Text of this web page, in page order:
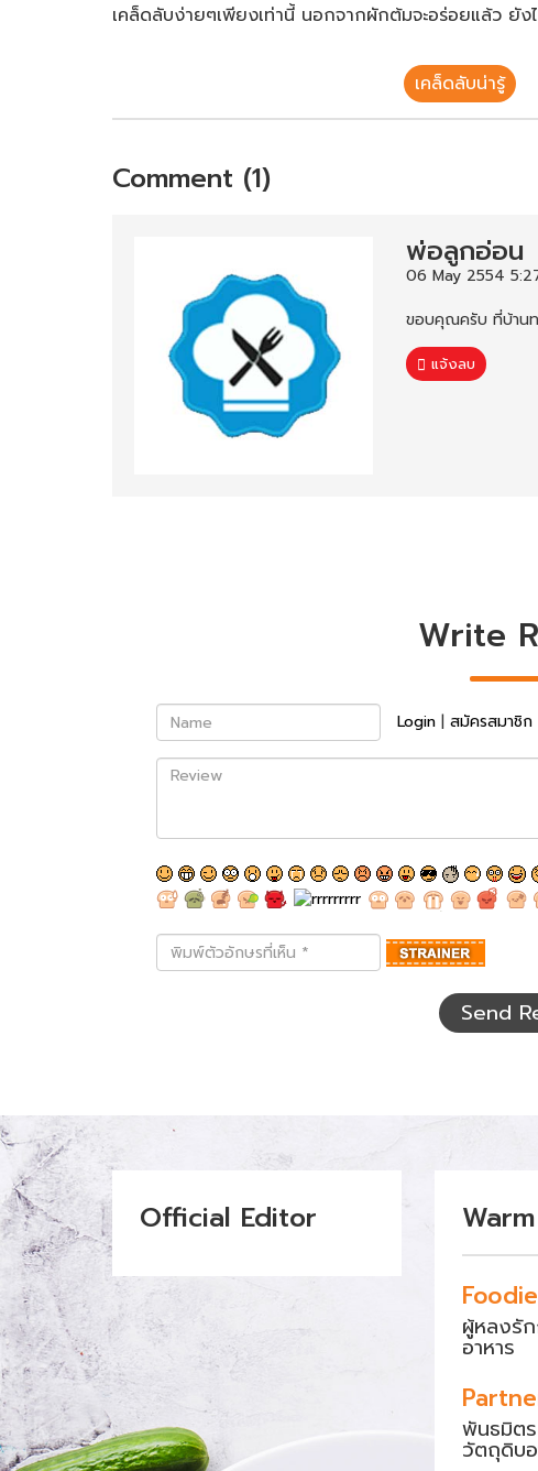
เคล็ดลับง่ายๆเพียงเท่านี้ นอกจากผักต้มจะอร่อยแล้ว ยั
เคล็ดลับน่ารู้
Comment (1)
พ่อลูกอ่อน
06 May 2554
ขอบคุณครับ ที่บ้าน
แจ้งลบ
Write
Name Login | สมัครสมาชิก
Review
พิมพ์
ตัว
Send
Official Editor
Foodie
ผู้หลงรัก
อาหาร
พันธมิต
วัตถุดิบ